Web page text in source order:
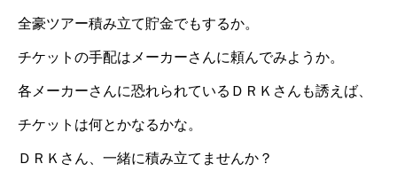
全豪ツアー積み立て貯金でもするか。
チケットの手配はメーカーさんに頼んでみようか。
各メーカーさんに恐れられている ＤＲＫさん も誘えば、
チケットは何とかなるかな。
ＤＲＫさん 、一緒に積み立てませんか？